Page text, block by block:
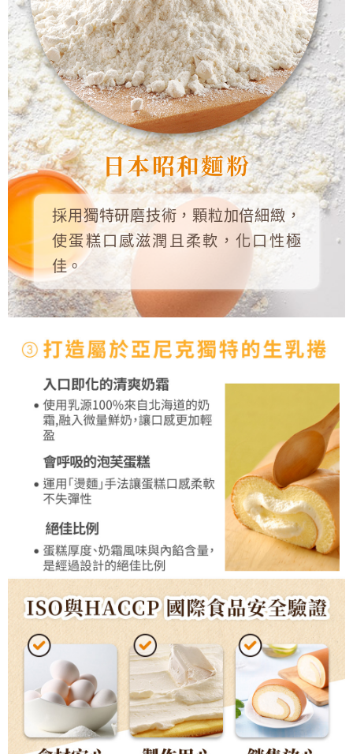
日本昭和麵粉
採用獨特研磨技術，顆粒加倍細緻，
使蛋糕口感滋潤且柔軟，化口性極
佳。